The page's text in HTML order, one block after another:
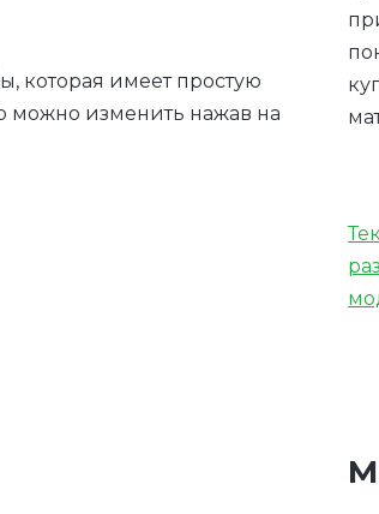
которая имеет простую
можно изменить нажав на